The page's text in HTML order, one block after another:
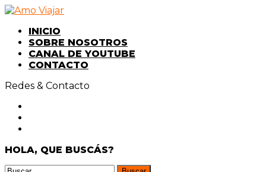
INICIO
SOBRE NOSOTROS
CANAL DE YOUTUBE
CONTACTO
Redes & Contacto
HOLA, QUE BUSCÁS?